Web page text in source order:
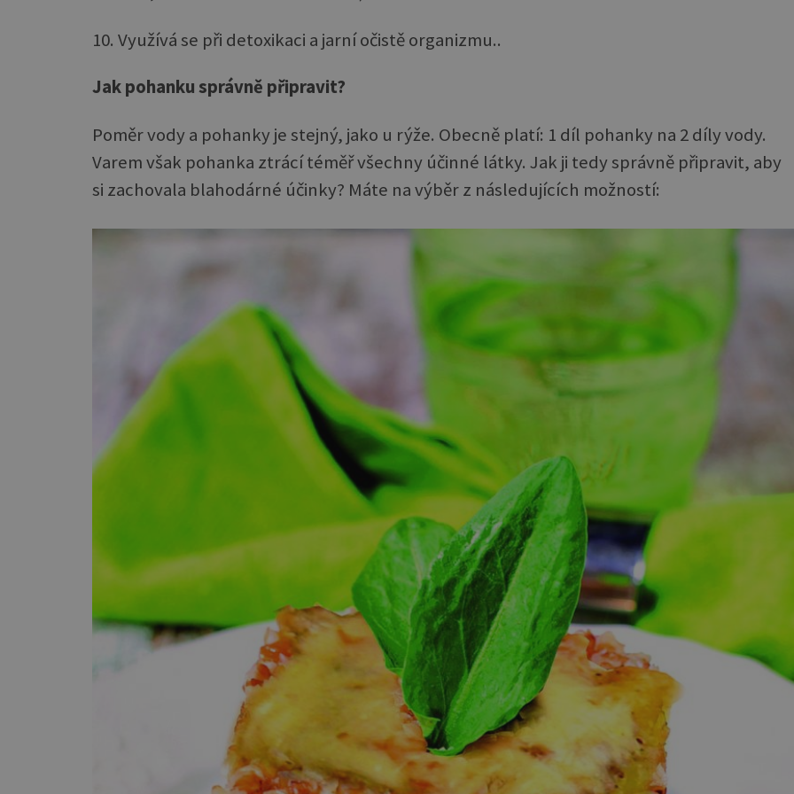
10. Využívá se při detoxikaci a jarní očistě organizmu..
Jak pohanku správně připravit?
Poměr vody a pohanky je stejný, jako u rýže. Obecně platí: 1 díl pohanky na 2 díly vody.
Varem však pohanka ztrácí téměř všechny účinné látky. Jak ji tedy správně připravit, aby
si zachovala blahodárné účinky? Máte na výběr z následujících možností: